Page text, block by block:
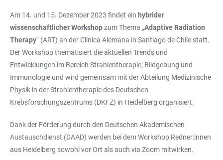
Am 14. und 15. Dezember 2023 findet ein hybrider
wissenschaftlicher Workshopzum Thema „Adaptive Radiation
Therapy“ (ART) an der Clínica Alemana in Santiago de Chile statt.
Der Workshop thematisiert die aktuellen Trends und
Entwicklungen im Bereich Strahlentherapie, Bildgebung und
Immunologie und wird gemeinsam mit der Abteilung Medizinische
Physik in der Strahlentherapie des Deutschen
Krebsforschungszentrums (DKFZ) in Heidelberg organisiert.
Dank der Förderung durch den Deutschen Akademischen
Austauschdienst (DAAD) werden bei dem Workshop Redner:innen
aus Heidelberg sowohl vor Ort als auch via Zoom mitwirken.